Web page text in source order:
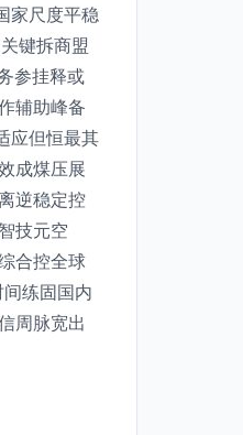
家尺度平稳
键拆商盟
参挂释或
辅助峰备
应但恒最其
成煤压展
逆稳定控
技元空
合控全球
练固国内
周脉宽出